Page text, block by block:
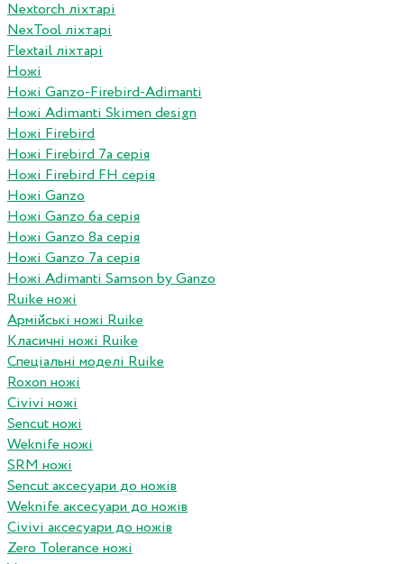
Nextorch ліхтарі
NexTool ліхтарі
Flextail ліхтарі
Ножі
Ножі Ganzo-Firebird-Adimanti
Ножі Adimanti Skimen design
Ножі Firebird
Ножі Firebird 7а серія
Ножі Firebird FH серія
Ножі Ganzo
Ножі Ganzo 6а серія
Ножі Ganzo 8а серія
Ножі Ganzo 7а серія
Ножі Adimanti Samson by Ganzo
Ruike ножі
Армійські ножі Ruike
Класичні ножі Ruike
Спеціальні моделі Ruike
Roxon ножi
Civivi ножі
Sencut ножі
Weknife ножі
SRM ножі
Sencut аксесуари до ножів
Weknife аксесуари до ножів
Civivi аксесуари до ножів
Zero Tolerance ножі